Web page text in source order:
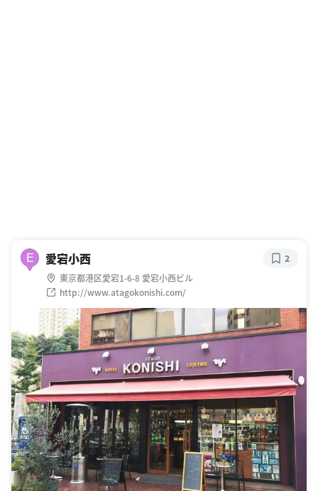
E 愛宕小西
東京都港区愛宕1-6-8 愛宕小西ビル
http://www.atagokonishi.com/
2